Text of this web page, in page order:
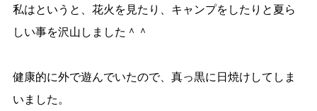
私はというと、花火を見たり、キャンプをしたりと夏ら
しい事を沢山しました＾＾
健康的に外で遊んでいたので、真っ黒に日焼けしてしま
いました。